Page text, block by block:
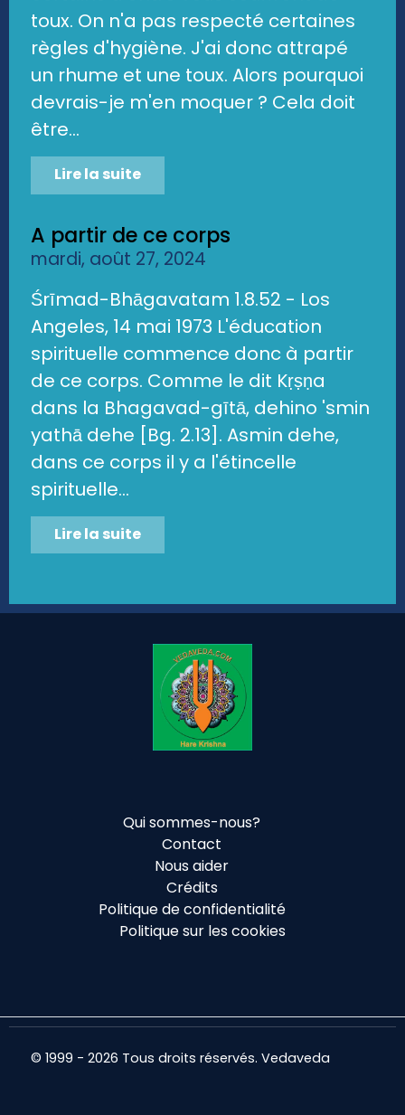
toux. On n'a pas respecté certaines
règles d'hygiène. J'ai donc attrapé
un rhume et une toux. Alors pourquoi
devrais-je m'en moquer ? Cela doit
être...
Lire la suite
A partir de ce corps
mardi, août 27, 2024
Śrīmad-Bhāgavatam 1.8.52 - Los
Angeles, 14 mai 1973 L'éducation
spirituelle commence donc à partir
de ce corps. Comme le dit Kṛṣṇa
dans la Bhagavad-gītā, dehino 'smin
yathā dehe [Bg. 2.13]. Asmin dehe,
dans ce corps il y a l'étincelle
spirituelle...
Lire la suite
Qui sommes-nous?
Contact
Nous aider
Crédits
Politique de confidentialité
Politique sur les cookies
© 1999 - 2026 Tous droits réservés. Vedaveda